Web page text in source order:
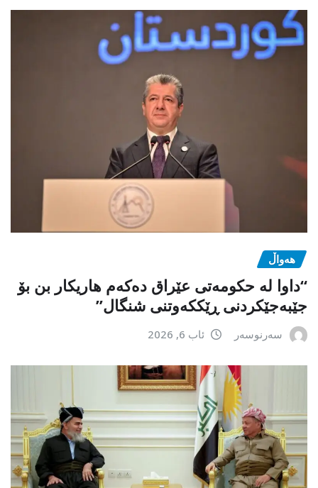
هەواڵ
“داوا لە حكومەتی عێراق دەكەم هاریكار بن بۆ
جێبەجێكردنی ڕێككەوتنی شنگال”
سەرنوسەر ئاب 6, 2026